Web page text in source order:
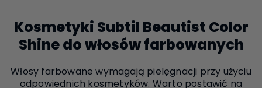
Kosmetyki Subtil Beautist Color
Shine do włosów farbowanych
Włosy farbowane wymagają pielęgnacji przy użyciu
odpowiednich kosmetyków. Warto postawić na